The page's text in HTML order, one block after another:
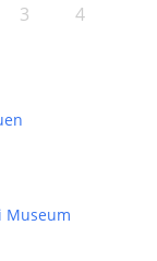
3 4
Museum